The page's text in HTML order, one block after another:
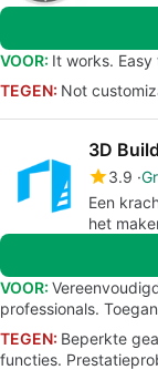
VOOR: It works. Easy
TEGEN: Not
3D
3.9
Een
het
VOOR:
professionals.
TEGEN: Beperkte
functies.